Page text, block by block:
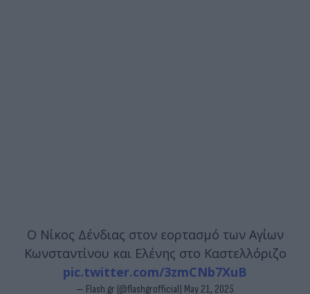
O Νίκος Δένδιας στον εορτασμό των Αγίων
Κωνσταντίνου και Ελένης στο Καστελλόριζο
pic.twitter.com/3zmCNb7XuB
— Flash.gr (@flashgrofficial) May 21, 2025